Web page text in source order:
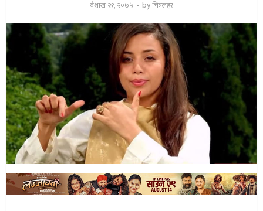
बैशाख २१, २०७५ byचित्रलहर